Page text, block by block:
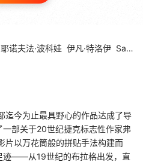
耶诺夫法·波科娃 伊凡·特洛伊 Sandra Korzeniak
迄今为止最具野心的作品达成了导
部关于20世纪捷克标志性作家弗
片以万花筒般的拼贴手法构建而
迹——从19世纪的布拉格出发，直